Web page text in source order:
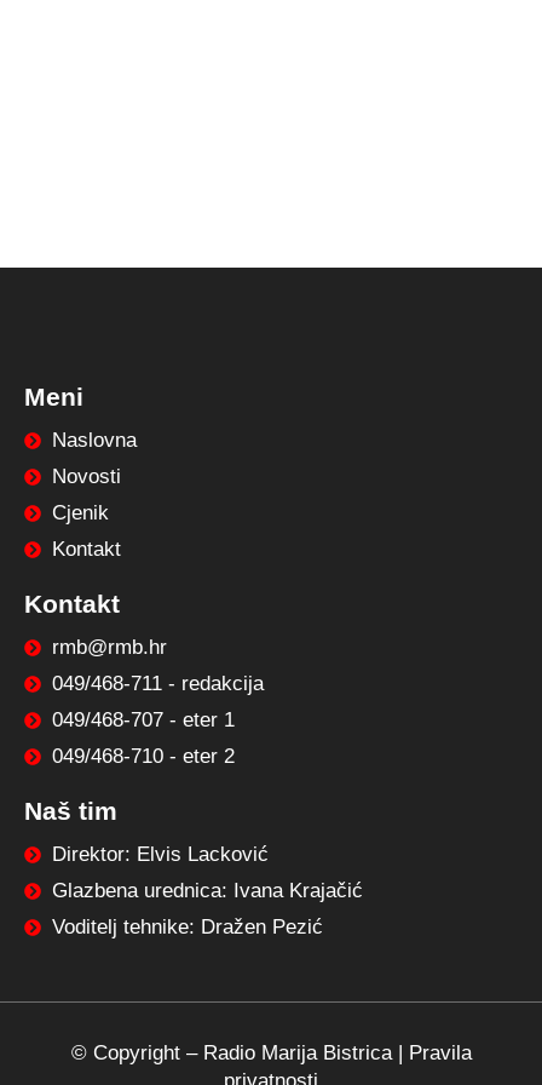
Meni
Naslovna
Novosti
Cjenik
Kontakt
Kontakt
rmb@rmb.hr
049/468-711 - redakcija
049/468-707 - eter 1
049/468-710 - eter 2
Naš tim
Direktor: Elvis Lacković
Glazbena urednica: Ivana Krajačić
Voditelj tehnike: Dražen Pezić
© Copyright – Radio Marija Bistrica| Pravila